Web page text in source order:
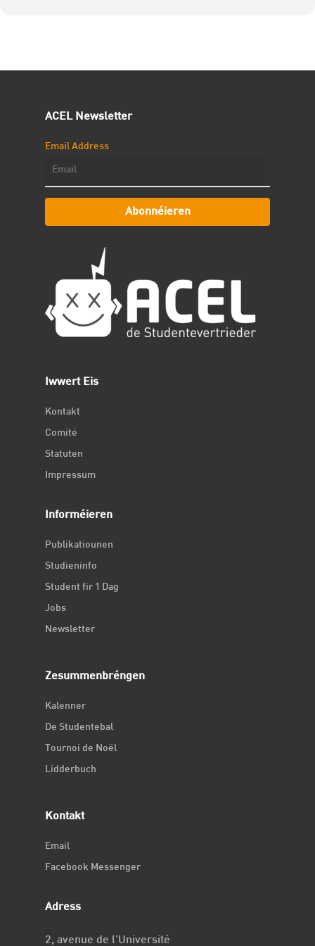
ACEL Newsletter
Email Address
Abonnéieren
Iwwert Eis
Kontakt
Comité
Statuten
Impressum
Informéieren
Publikatiounen
Studieninfo
Student fir 1 Dag
Jobs
Newsletter
Zesummenbréngen
Kalenner
De Studentebal
Tournoi de Noël
Lidderbuch
Kontakt
Email
Facebook Messenger
Adress
2, avenue de l’Université